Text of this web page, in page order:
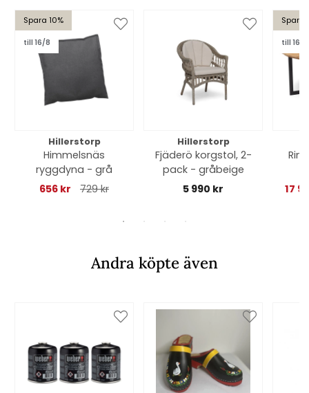
Spara 10%
till 16/8
Hillerstorp
Himmelsnäs
ryggdyna - grå
656 kr
729 kr
Hillerstorp
Fjäderö korgstol, 2-
pack - gråbeige
5 990 kr
Spara
till 16/8
17
Andra köpte även